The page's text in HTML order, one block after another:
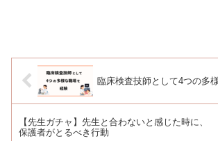
臨床検査技師として4つの多
【先生ガチャ】先生と合わないと感じた時に、
保護者がとるべき行動